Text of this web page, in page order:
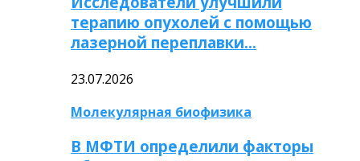
терапию опухолей с помощью
лазерной переплавки…
23.07.2026
Молекулярная биофизика
В МФТИ определили факторы